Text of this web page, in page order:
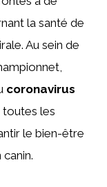
la santé de
Au sein de
coronavirus
toutes les
le bien-être